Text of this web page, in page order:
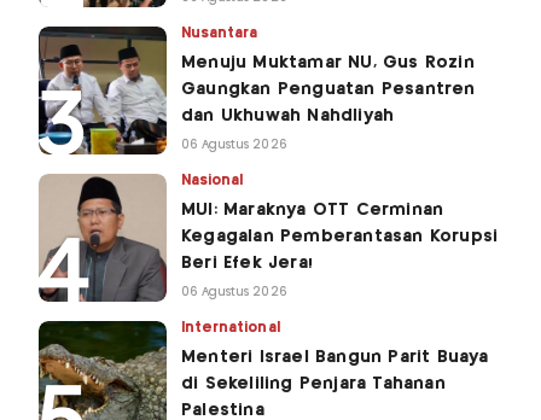
Nusantara
Menuju Muktamar NU, Gus Rozin
Gaungkan Penguatan Pesantren
dan Ukhuwah Nahdliyah
06 Agustus 2026
Nasional
MUI: Maraknya OTT Cerminan
Kegagalan Pemberantasan Korupsi
Beri Efek Jera!
06 Agustus 2026
International
Menteri Israel Bangun Parit Buaya
di Sekeliling Penjara Tahanan
Palestina